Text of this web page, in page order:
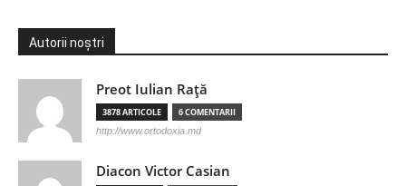
Autorii noștri
Preot Iulian Raţă
3878 ARTICOLE 6 COMENTARII
http://www.ortodoxia.md
Diacon Victor Casian